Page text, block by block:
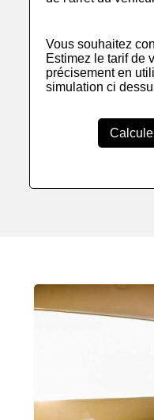
Vous souhaitez
Estimez le tarif de
précisement en
simulation ci